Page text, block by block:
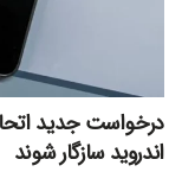
درخواست جدید
اندروید سازگار شوند